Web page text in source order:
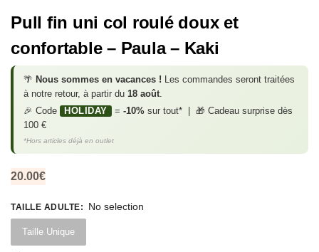
Pull fin uni col roulé doux et
confortable – Paula – Kaki
🌴 Nous sommes en vacances ! Les commandes seront traitées
à notre retour, à partir du 18 août
🎉 Code
HOLIDAY = -10%sur tout* | 🎁 Cadeau surprise dès
100 €
*Hors articles déjà en outlet
20.00€
TAILLE ADULTE: No selection
Taille Unique